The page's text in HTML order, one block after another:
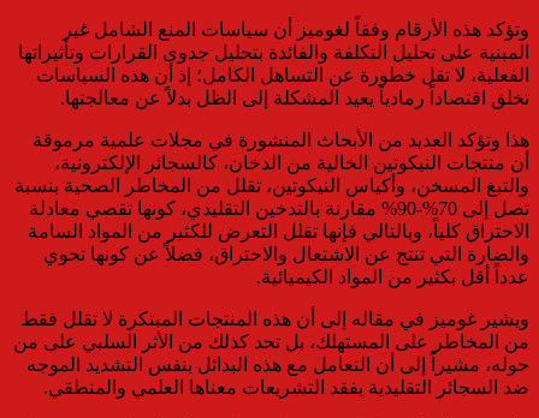
وتؤكد هذه الأرقام وفقاً لغوميز أن سياسات المنع الشامل غير
المبنية على تحليل التكلفة والفائدة بتحليل جدوى القرارات وتأثيراتها
الفعلية، لا تقل خطورة عن التساهل الكامل؛ إذ أن هذه السياسات
تخلق اقتصاداً رمادياً يعيد المشكلة إلى الظل بدلاً عن معالجتها.
هذا وتؤكد العديد من الأبحاث المنشورة في مجلات علمية مرموقة
أن منتجات النيكوتين الخالية من الدخان، كالسجائر الإلكترونية،
والتبغ المسخن، وأكياس النيكوتين، تقلل من المخاطر الصحية بنسبة
تصل إلى 70%-90% مقارنة بالتدخين التقليدي، كونها تقصي معادلة
الاحتراق كلياً، وبالتالي فإنها تقلل التعرض للكثير من المواد السامة
والضارة التي تنتج عن الاشتعال والاحتراق، فضلاً عن كونها تحوي
عدداً أقل بكثير من المواد الكيميائية.
ويشير غوميز في مقاله إلى أن هذه المنتجات المبتكرة لا تقلل فقط
من المخاطر على المستهلك، بل تحد كذلك من الأثر السلبي على من
حوله، مشيراً إلى أن التعامل مع هذه البدائل بنفس التشديد الموجه
ضد السجائر التقليدية يفقد التشريعات معناها العلمي والمنطقي.